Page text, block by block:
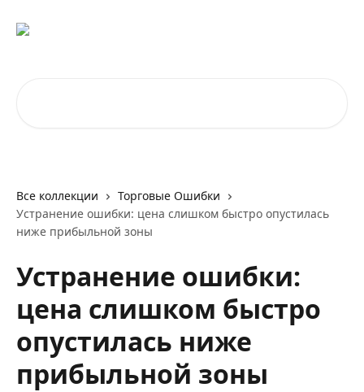
Все коллекции
Торговые Ошибки
Устранение ошибки: цена слишком быстро опустилась
ниже прибыльной зоны
Устранение ошибки:
цена слишком быстро
опустилась ниже
прибыльной зоны